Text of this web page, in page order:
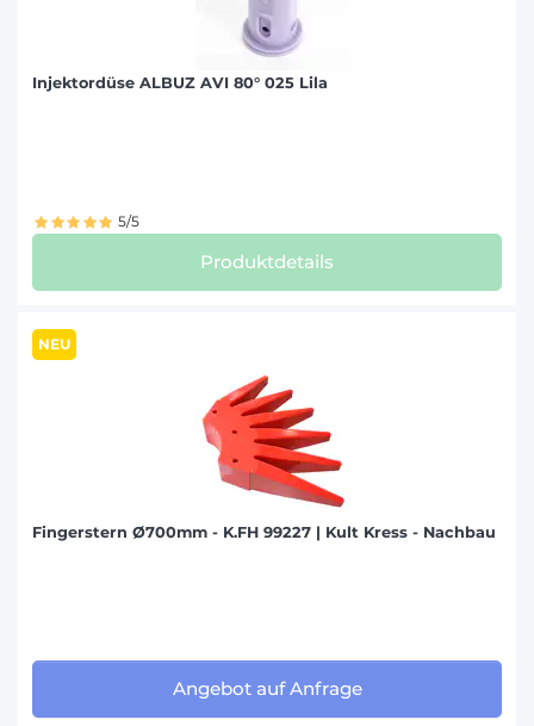
Injektordüse ALBUZ AVI 80° 025 Lila
5/5
Produktdetails
NEU
Fingerstern Ø700mm - K.FH 99227 | Kult Kress - Nachbau
Angebot auf Anfrage